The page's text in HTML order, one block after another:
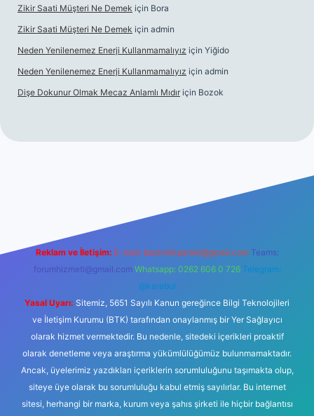
Zikir Saati Müşteri Ne Demek için Bora
Zikir Saati Müşteri Ne Demek için admin
Neden Yenilenemez Enerji Kullanmamalıyız için Yiğido
Neden Yenilenemez Enerji Kullanmamalıyız için admin
Dişe Dokunur Olmak Mecaz Anlamlı Mıdır için Bozok
Reklam ve İletişim: E-mail: backlinkpaneli@gmail.com Teams:
forumhizmeti@gmail.com Whatsapp: 0262 606 0 726 Telegram:
@karabul
Yasal Uyarı: Sitemiz, 5651 Sayılı Kanun gereğince Bilgi Teknolojileri
ve İletişim Kurumu (BTK) tarafından onaylanmış bir Yer Sağlayıcı
olarak hizmet vermektedir. Bu nedenle, sitedeki içerikleri proaktif
olarak denetleme veya araştırma yükümlülüğümüz bulunmamaktadır.
Ancak, üyelerimiz yazdıkları içeriklerin sorumluluğunu taşımakta olup,
siteye üye olarak bu sorumluluğu kabul etmiş sayılırlar. Bu internet
sitesi, herhangi bir marka, kurum veya şahıs şirketi ile hiçbir bağlantısı